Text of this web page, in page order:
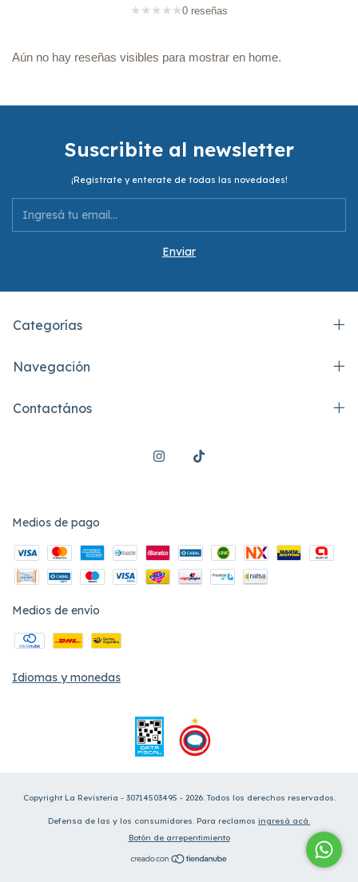
★ ★ ★ ★ ★0 reseñas
Aún no hay reseñas visibles para mostrar en home.
Suscribite al newsletter
¡Registrate y enterate de todas las novedades!
Categorías
Navegación
Contactános
Medios de pago
Medios de envío
Idiomas y monedas
Copyright La Revisteria - 30714503495 - 2026. Todos los derechos reservados.
Defensa de las y los consumidores. Para reclamos ingresá acá.
Botón de arrepentimiento